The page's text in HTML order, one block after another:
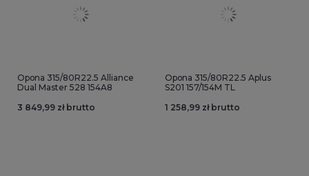
Opona 315/80R22.5 Alliance
Dual Master 528 154A8
3 849,99 zł brutto
Opona 315/80R22.5 Aplus
S201 157/154M TL
1 258,99 zł brutto